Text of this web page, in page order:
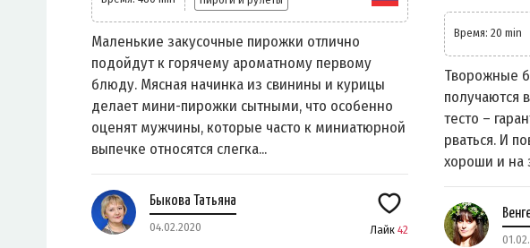
Маленькие закусочные пирожки отлично
подойдут к горячему ароматному первому
блюду. Мясная начинка из свинины и курицы
делает мини-пирожки сытными, что особенно
оценят мужчины, которые часто к миниатюрной
выпечке относятся слегка...
Быкова Татьяна
04.02.2020 Лайк 42
Время: 20 min
Творожные
получаются
тесто –
рваться. И
хороши и на